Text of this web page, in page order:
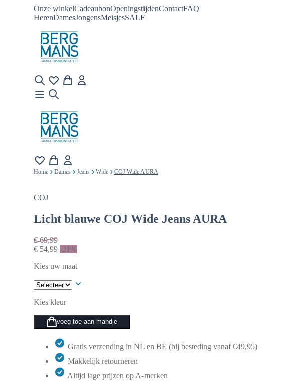
Onze winkelCadeaubonOpeningstijdenContactFAQ
HerenDamesJongensMeisjesSALE
Home Dames Jeans Wide COJ Wide AURA
COJ
Licht blauwe COJ Wide Jeans AURA
€69,99
€54,99 -21%
Kies uw maat
Kies kleur
voeg toe aan mandje
Gratis verzending in NL en BE (bij besteding vanaf €49,95)
Makkelijk retourneren
Altijd lage prijzen op A-merken